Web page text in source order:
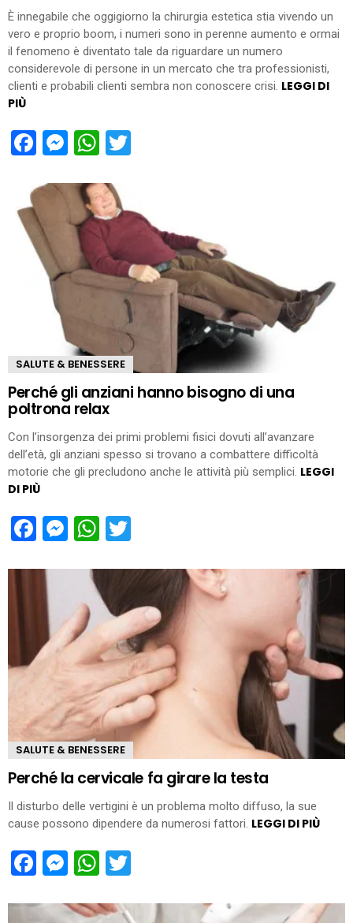
È innegabile che oggigiorno la chirurgia estetica stia vivendo un
vero e proprio boom, i numeri sono in perenne aumento e ormai
il fenomeno è diventato tale da riguardare un numero
considerevole di persone in un mercato che tra professionisti,
clienti e probabili clienti sembra non conoscere crisi. LEGGI DI
PIÙ
Facebook
Messenger
WhatsApp
SALUTE & BENESSERE
Perché gli anziani hanno bisogno di una
poltrona relax
Con l’insorgenza dei primi problemi fisici dovuti all’avanzare
dell’età, gli anziani spesso si trovano a combattere difficoltà
motorie che gli precludono anche le attività più semplici. LEGGI
DI PIÙ
Facebook
Messenger
WhatsApp
SALUTE & BENESSERE
Perché la cervicale fa girare la testa
Il disturbo delle vertigini è un problema molto diffuso, la sue
cause possono dipendere da numerosi fattori. LEGGI DI PIÙ
Facebook
Messenger
WhatsApp